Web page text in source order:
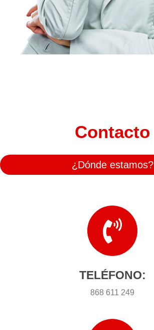
Contacto
¿Dónde estamos?
TELÉFONO:
868 611 249